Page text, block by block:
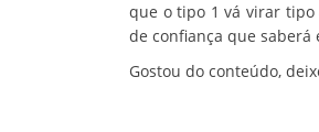
que o tipo 1 vá virar tipo
de confiança que
Gostou do conteúdo,